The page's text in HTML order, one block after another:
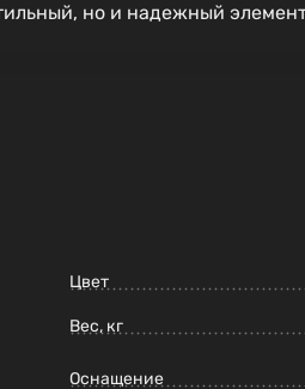
но и надежный
Цвет
Вес, кг
Оснащение